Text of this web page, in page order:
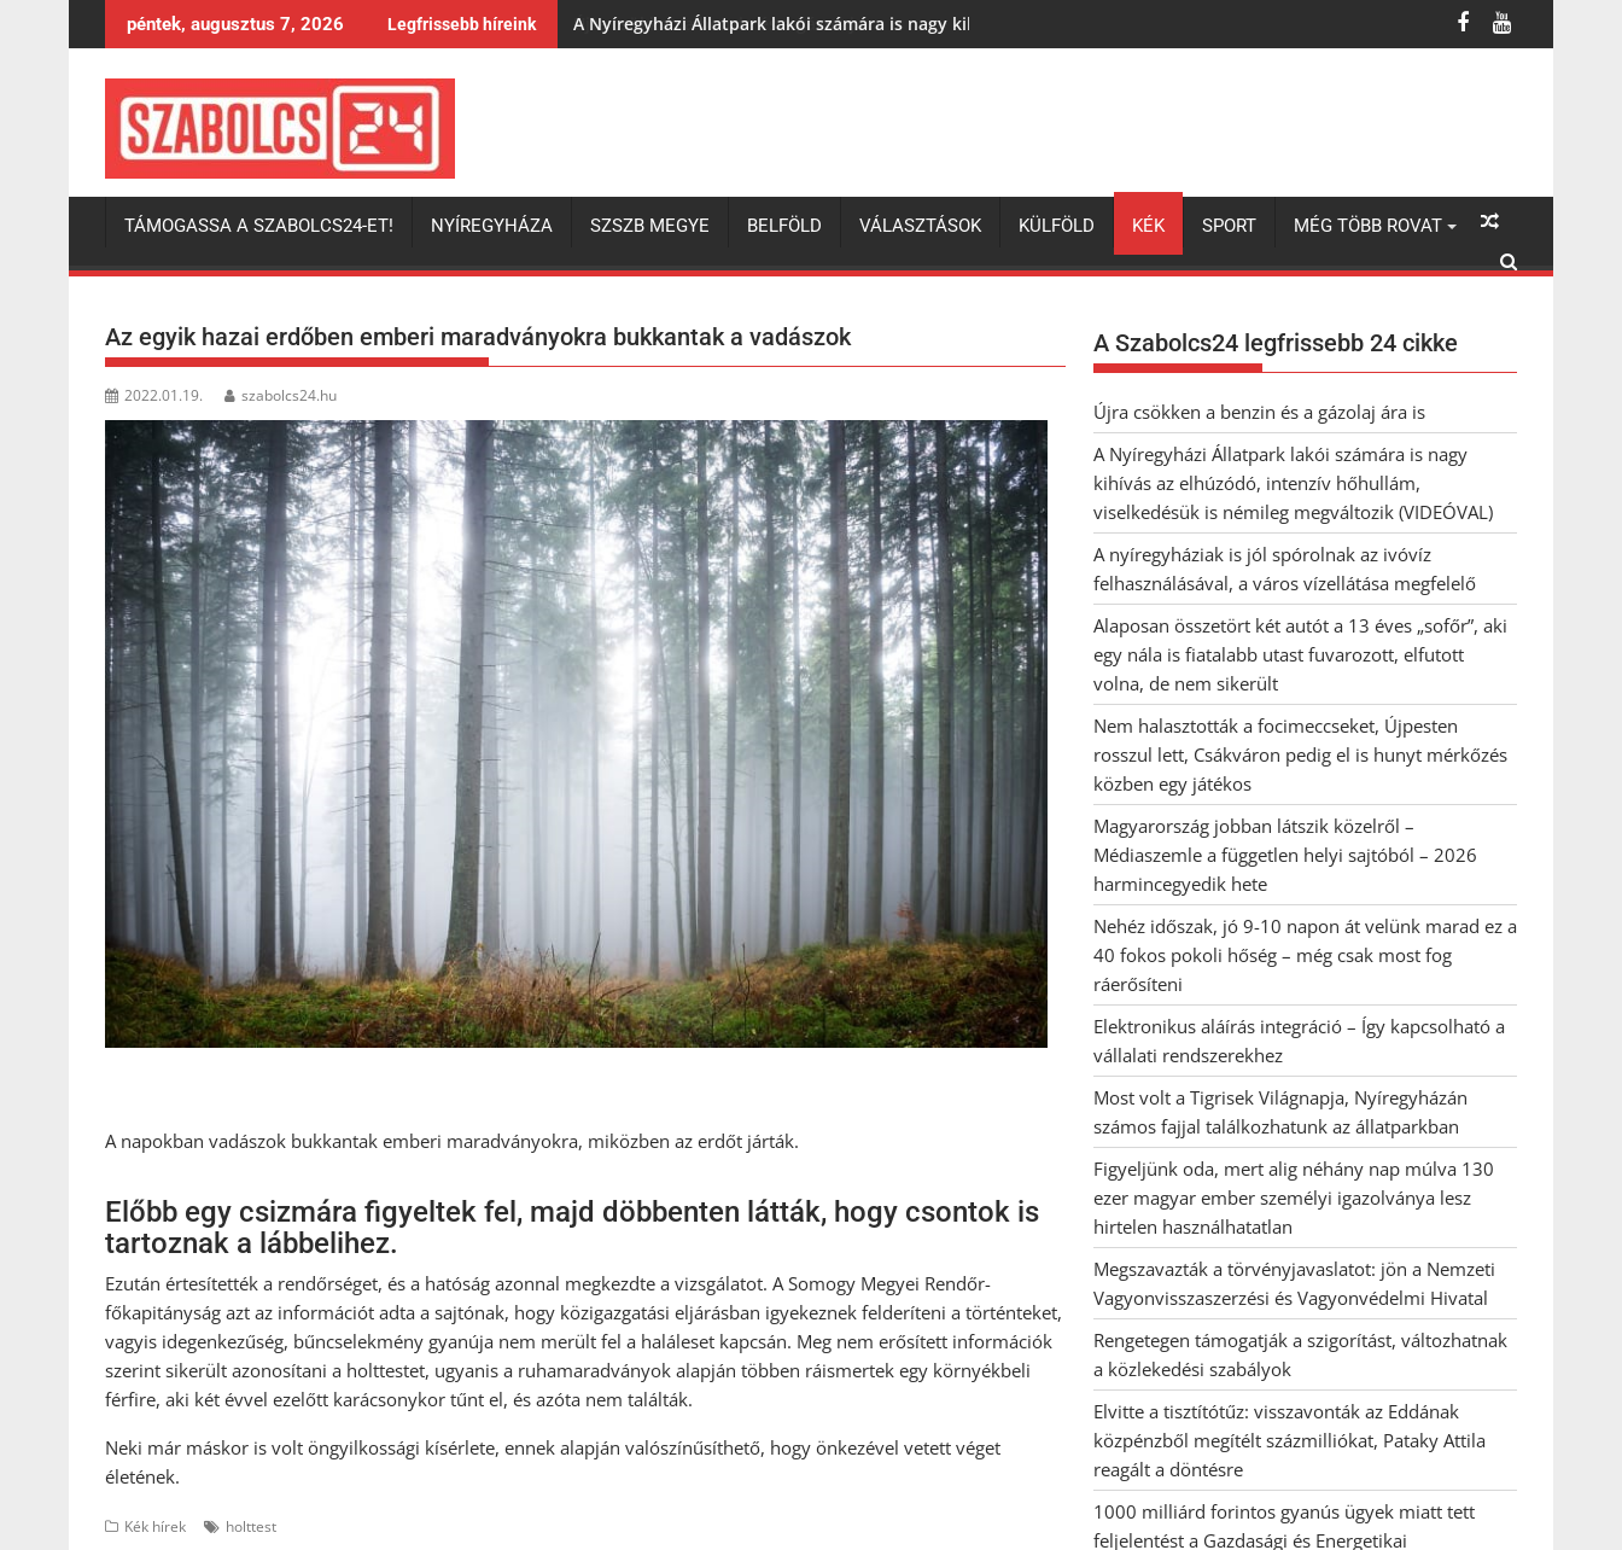
to
péntek, augusztus 7, 2026 Legfrissebb híreink A Nyíregyházi Állatpark lakói számára is nagy kihívás az elhúzódó, intenzív hőhullám, viselkedésük is némileg megváltozik
TÁMOGASSA A SZABOLCS24-ET! NYÍREGYHÁZA SZSZB MEGYE BELFÖLD VÁLASZTÁSOK KÜLFÖLD KÉK SPORT MÉG TÖBB ROVAT
Az egyik hazai erdőben emberi maradványokra bukkantak a vadászok
2022.01.19. szabolcs24.hu
A napokban vadászok bukkantak emberi maradványokra, miközben az erdőt járták.
Előbb egy csizmára figyeltek fel, majd döbbenten látták, hogy csontok is
tartoznak a lábbelihez.
Ezután értesítették a rendőrséget, és a hatóság azonnal megkezdte a vizsgálatot. A Somogy Megyei Rendőr-
főkapitányság azt az információt adta a sajtónak, hogy közigazgatási eljárásban igyekeznek felderíteni a történteket,
vagyis idegenkezűség, bűncselekmény gyanúja nem merült fel a haláleset kapcsán. Meg nem erősített információk
szerint sikerült azonosítani a holttestet, ugyanis a ruhamaradványok alapján többen ráismertek egy környékbeli
férfire, aki két évvel ezelőtt karácsonykor tűnt el, és azóta nem találták.
Neki már máskor is volt öngyilkossági kísérlete, ennek alapján valószínűsíthető, hogy önkezével vetett véget
életének.
Kék hírek holttest
A Szabolcs24 legfrissebb 24 cikke
Újra csökken a benzin és a gázolaj ára is
A Nyíregyházi Állatpark lakói számára is nagy
kihívás az elhúzódó, intenzív hőhullám,
viselkedésük is némileg megváltozik (VIDEÓVAL)
A nyíregyháziak is jól spórolnak az ivóvíz
felhasználásával, a város vízellátása megfelelő
Alaposan összetört két autót a 13 éves „sofőr”, aki
egy nála is fiatalabb utast fuvarozott, elfutott
volna, de nem sikerült
Nem halasztották a focimeccseket, Újpesten
rosszul lett, Csákváron pedig el is hunyt mérkőzés
közben egy játékos
Magyarország jobban látszik közelről –
Médiaszemle a független helyi sajtóból – 2026
harmincegyedik hete
Nehéz időszak, jó 9-10 napon át velünk marad ez a
40 fokos pokoli hőség – még csak most fog
ráerősíteni
Elektronikus aláírás integráció – Így kapcsolható a
vállalati rendszerekhez
Most volt a Tigrisek Világnapja, Nyíregyházán
számos fajjal találkozhatunk az állatparkban
Figyeljünk oda, mert alig néhány nap múlva 130
ezer magyar ember személyi igazolványa lesz
hirtelen használhatatlan
Megszavazták a törvényjavaslatot: jön a Nemzeti
Vagyonvisszaszerzési és Vagyonvédelmi Hivatal
Rengetegen támogatják a szigorítást, változhatnak
a közlekedési szabályok
Elvitte a tisztítótűz: visszavonták az Eddának
közpénzből megítélt százmilliókat, Pataky Attila
reagált a döntésre
1000 milliárd forintos gyanús ügyek miatt tett
feljelentést a Gazdasági és Energetikai